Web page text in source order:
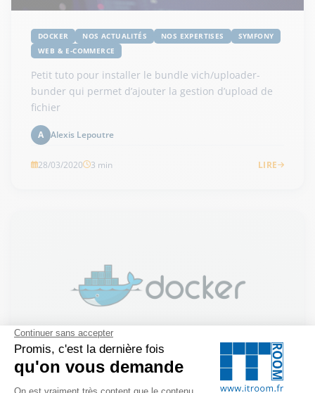
DOCKER NOS ACTUALITÉS NOS EXPERTISES
SYMFONY
WEB & E-COMMERCE
Petit tuto pour installer le bundle vich/uploader-
bunder qui permet d’ajouter la gestion d’upload de
fichier
A Alexis Lepoutre
28/03/2020 3 min LIRE
Docker en un coup d’oeil
NOS EXPERTISES
SYMFONY